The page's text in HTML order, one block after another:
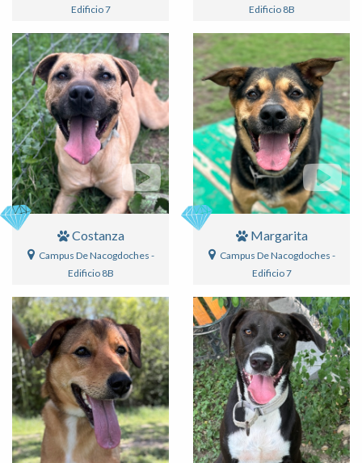
Edificio 7
Edificio 8B
Costanza
Campus De Nacogdoches -
Edificio 8B
Margarita
Campus De Nacogdoches -
Edificio 7